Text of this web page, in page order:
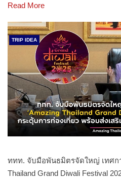
Read More
TRIP IDEA
ททท. จับมือพันธมิตรจัดใหญ่ เทศกา
Thailand Grand Diwali Festival